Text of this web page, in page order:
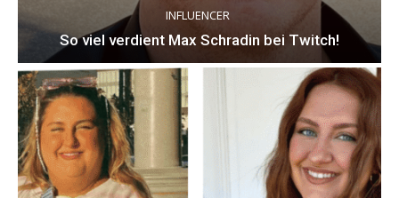
INFLUENCER
So viel verdient Max Schradin bei Twitch!